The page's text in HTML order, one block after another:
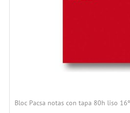
Bloc Pacsa notas con tapa 80h liso